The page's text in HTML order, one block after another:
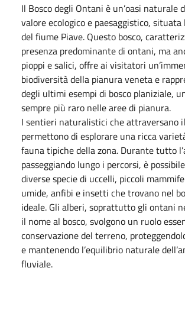
Il Bosco degli Ontani è un’oasi naturale
valore ecologico e paesaggistico,
del fiume Piave. Questo bosco,
presenza predominante di ontani, ma
pioppi e salici, offre ai visitatori
biodiversità della pianura veneta e
degli ultimi esempi di bosco planiziale,
sempre più raro nelle aree di pianura.
I sentieri naturalistici che attraversano
permettono di esplorare una ricca
fauna tipiche della zona. Durante tutto
passeggiando lungo i percorsi, è
diverse specie di uccelli, piccoli
umide, anfibi e insetti che trovano nel
ideale. Gli alberi, soprattutto gli ontani
il nome al bosco, svolgono un ruolo
conservazione del terreno,
e mantenendo l’equilibrio naturale
fluviale.